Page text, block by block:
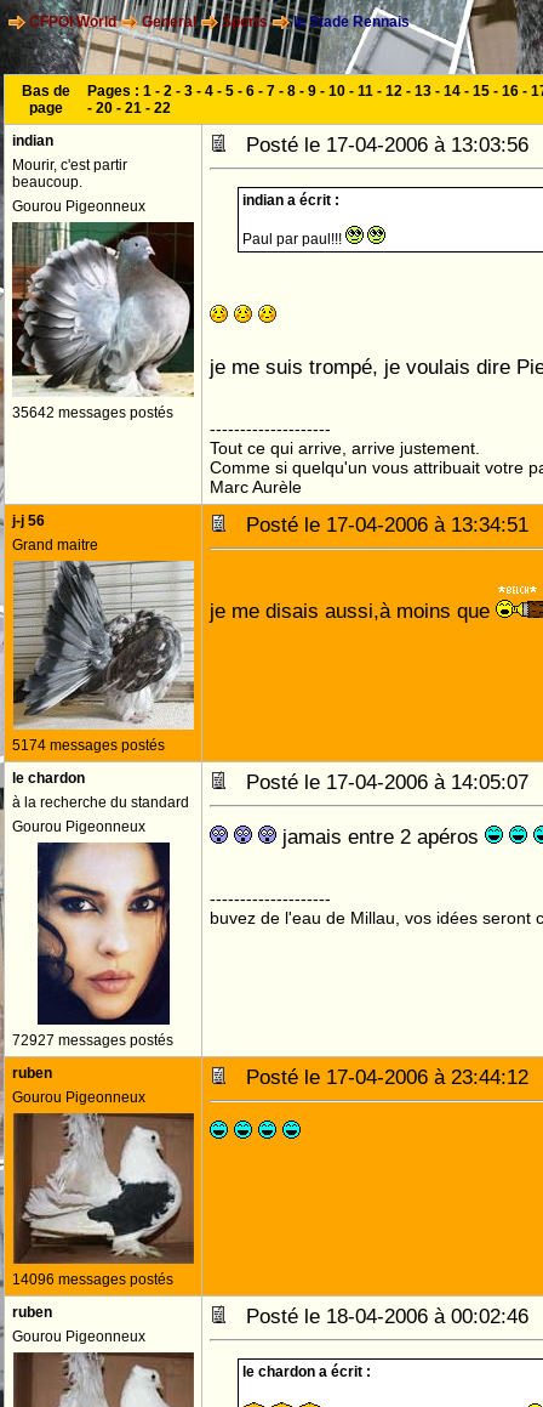
CFPOI World General Sports le Stade Rennais
Bas de
page
Pages : 1 - 2 - 3 - 4 - 5 - 6 - 7 - 8 - 9 - 10 - 11 - 12 - 13 - 14 - 15 - 16 -
- 20 - 21 - 22
indian
Mourir, c'est partir
beaucoup.
Gourou Pigeonneux
35642 messages postés
Posté le 17-04-2006 à
indian a écrit :
Paul par paul!!!
je me suis trompé, je voulais dire
--------------------
Tout ce qui arrive, arrive justement.
Comme si quelqu'un vous attribuait votre
Marc Aurèle
j-j 56
Grand maitre
5174 messages postés
Posté le 17-04-2006 à
je me disais aussi,à moins que
le chardon
à la recherche du standard
Gourou Pigeonneux
72927 messages postés
Posté le 17-04-2006 à
jamais entre 2 apéros
--------------------
buvez de l'eau de Millau, vos idées seront
ruben
Gourou Pigeonneux
14096 messages postés
Posté le 17-04-2006 à
ruben
Gourou Pigeonneux
Posté le 18-04-2006 à
le chardon a écrit :